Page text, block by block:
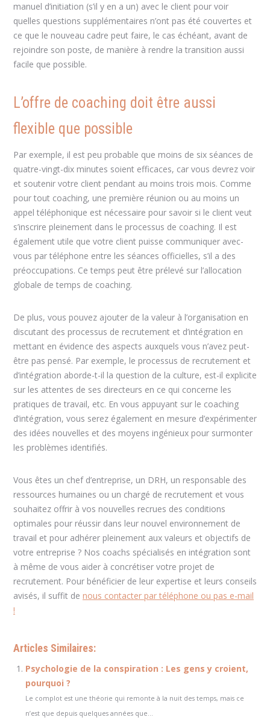
manuel d’initiation (s’il y en a un) avec le client pour voir
quelles questions supplémentaires n’ont pas été couvertes et
ce que le nouveau cadre peut faire, le cas échéant, avant de
rejoindre son poste, de manière à rendre la transition aussi
facile que possible.
L’offre de coaching doit être aussi
flexible que possible
Par exemple, il est peu probable que moins de six séances de
quatre-vingt-dix minutes soient efficaces, car vous devrez voir
et soutenir votre client pendant au moins trois mois. Comme
pour tout coaching, une première réunion ou au moins un
appel téléphonique est nécessaire pour savoir si le client veut
s’inscrire pleinement dans le processus de coaching. Il est
également utile que votre client puisse communiquer avec-
vous par téléphone entre les séances officielles, s’il a des
préoccupations. Ce temps peut être prélevé sur l’allocation
globale de temps de coaching.
De plus, vous pouvez ajouter de la valeur à l’organisation en
discutant des processus de recrutement et d’intégration en
mettant en évidence des aspects auxquels vous n’avez peut-
être pas pensé. Par exemple, le processus de recrutement et
d’intégration aborde-t-il la question de la culture, est-il explicite
sur les attentes de ses directeurs en ce qui concerne les
pratiques de travail, etc. En vous appuyant sur le coaching
d’intégration, vous serez également en mesure d’expérimenter
des idées nouvelles et des moyens ingénieux pour surmonter
les problèmes identifiés.
Vous êtes un chef d’entreprise, un DRH, un responsable des
ressources humaines ou un chargé de recrutement et vous
souhaitez offrir à vos nouvelles recrues des conditions
optimales pour réussir dans leur nouvel environnement de
travail et pour adhérer pleinement aux valeurs et objectifs de
votre entreprise ? Nos coachs spécialisés en intégration sont
à même de vous aider à concrétiser votre projet de
recrutement. Pour bénéficier de leur expertise et leurs conseils
avisés, il suffit de nous contacter par téléphone ou pas e-mail
!
Articles Similaires:
Psychologie de la conspiration : Les gens y croient,
pourquoi ?
Le complot est une théorie qui remonte à la nuit des temps, mais ce
n’est que depuis quelques années que...